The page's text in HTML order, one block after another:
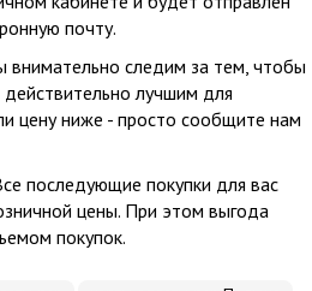
почту.
внимательно следим за тем, чтобы
лучшим для
цену ниже - просто сообщите нам
последующие покупки для вас
цены. При этом выгода
покупок.